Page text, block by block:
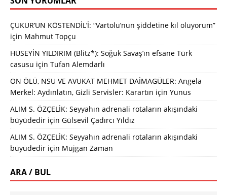
ÇUKUR’UN KÖSTENDİL’İ: “Vartolu’nun şiddetine kıl oluyorum”
için Mahmut Topçu
HÜSEYİN YILDIRIM (Blitz*): Soğuk Savaş’ın efsane Türk
casusu için Tufan Alemdarlı
ON ÖLÜ, NSU VE AVUKAT MEHMET DAİMAGÜLER: Angela
Merkel: Aydınlatın, Gizli Servisler: Karartın için Yunus
ALIM S. ÖZÇELİK: Seyyahın adrenali rotaların akışındaki
büyüdedir için Gülsevil Çadırcı Yıldız
ALIM S. ÖZÇELİK: Seyyahın adrenali rotaların akışındaki
büyüdedir için Müjgan Zaman
ARA / BUL